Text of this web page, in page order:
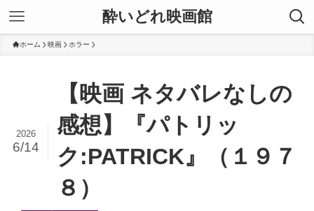
酔いどれ映画館
ホーム 映画 ホラー
【映画 ネタバレなしの
感想】『パトリッ
ク:PATRICK』（１９７
８）
2026
6/14